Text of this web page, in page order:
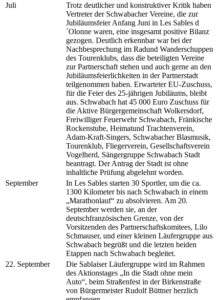
Juli
Trotz deutlicher und konstruktiver Kritik haben
Vertreter der Schwabacher Vereine, die zur
Jubiläumsfeier Anfang Juni in Les Sables d
´Olonne waren, eine insgesamt positive Bilanz
gezogen. Deutlich erkennbar war bei der
Nachbesprechung im Radund Wanderschuppen
des Tourenklubs, dass die beteiligten Vereine
zur Partnerschaft stehen und auch gerne an den
Jubiläumsfeierlichkeiten in der Partnerstadt
teilgenommen haben. Erwarteter EU-Zuschuss,
für die Feier des 25-jährigen Jubiläums, bleibt
aus. Schwabach hat 45 000 Euro Zuschuss für
die Aktive Bürgergemeinschaft Wolkersdorf,
Freiwilliger Feuerwehr Schwabach, Fränkische
Rockenstube, Heimatund Trachtenverein,
Adam-Kraft-Singers, Schwabacher Blasmusik,
Tourenklub, Fliegerverein, Gesellschaftsverein
Vogelherd, Sängergruppe Schwabach Stadt
beantragt. Der Antrag der Stadt ist ohne
inhaltliche Prüfung abgelehnt worden.
September
In Les Sables starten 30 Sportler, um die ca.
1300 Kilometer bis nach Schwabach in einem
„Marathonlauf“ zu absolvieren. Am 20.
September werden sie, an der
deutschfranzösischen Grenze, von der
Vorsitzenden des Partnerschaftskomitees, Lilo
Schmauser, und einer kleinen Läufergruppe aus
Schwabach begrüßt und die letzten beiden
Etappen nach Schwabach begleitet.
22. September
Die Sablaiser Läufergruppe wird im Rahmen
des Aktionstages „In die Stadt ohne mein
Auto“, beim Straßenfest in der Birkenstraße
von Bürgermeister Rudolf Büttner herzlich